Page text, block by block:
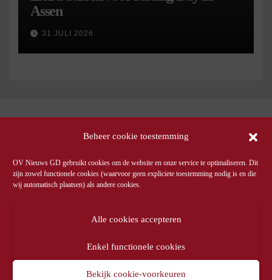
Beheer cookie toestemming
OV Nieuws GD gebruikt cookies om de website en onze service te optimaliseren. Dit
zijn zowel functionele cookies (waarvoor geen expliciete toestemming nodig is en die
wij automatisch plaatsen) als andere cookies.
Alle cookies accepteren
Enkel functionele cookies
Bekijk cookie-voorkeuren
Assen
31 JULI 2026